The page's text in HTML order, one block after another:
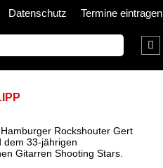
Datenschutz Termine eintragen
Rockshouter Gert
dem 33-jährigen
Gitarren Shooting Stars.